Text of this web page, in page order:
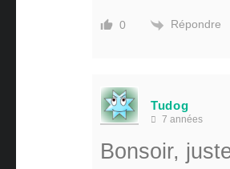
0 Répondre
Tudog
7 années
Bonsoir,